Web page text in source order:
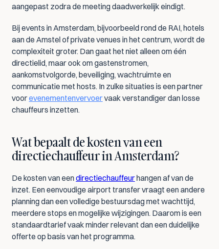
aangepast zodra de meeting daadwerkelijk eindigt.
Bij events in Amsterdam, bijvoorbeeld rond de RAI, hotels
aan de Amstel of private venues in het centrum, wordt de
complexiteit groter. Dan gaat het niet alleen om één
directielid, maar ook om gastenstromen,
aankomstvolgorde, beveiliging, wachtruimte en
communicatie met hosts. In zulke situaties is een partner
voor evenementenvervoer vaak verstandiger dan losse
chauffeurs inzetten.
Wat bepaalt de kosten van een
directiechauffeur in Amsterdam?
De kosten van een directiechauffeur hangen af van de
inzet. Een eenvoudige airport transfer vraagt een andere
planning dan een volledige bestuursdag met wachttijd,
meerdere stops en mogelijke wijzigingen. Daarom is een
standaardtarief vaak minder relevant dan een duidelijke
offerte op basis van het programma.